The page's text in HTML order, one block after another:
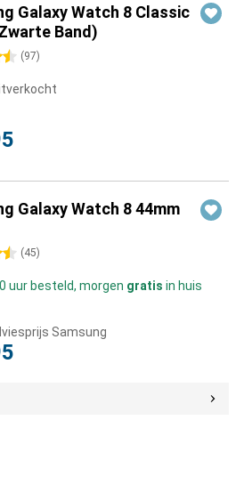
Galaxy Watch 8 Classic
Band)
(97)
Galaxy Watch 8 44mm
(45)
uur besteld, morgen gratis in huis
Samsung